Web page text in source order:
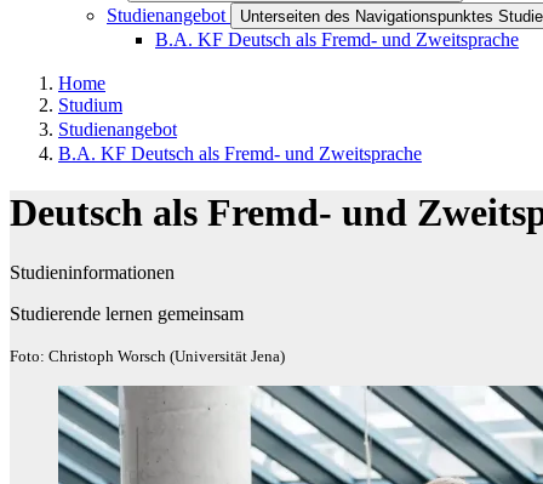
Studienangebot Unterseiten des Navigationspunktes
B.A. KF Deutsch als Fremd- und Zweitsprache
Home
Studium
Studienangebot
B.A. KF Deutsch als Fremd- und Zweitsprache
Deutsch als Fremd- und
Studieninformationen
Studierende lernen gemeinsam
Foto: Christoph Worsch (Universität Jena)